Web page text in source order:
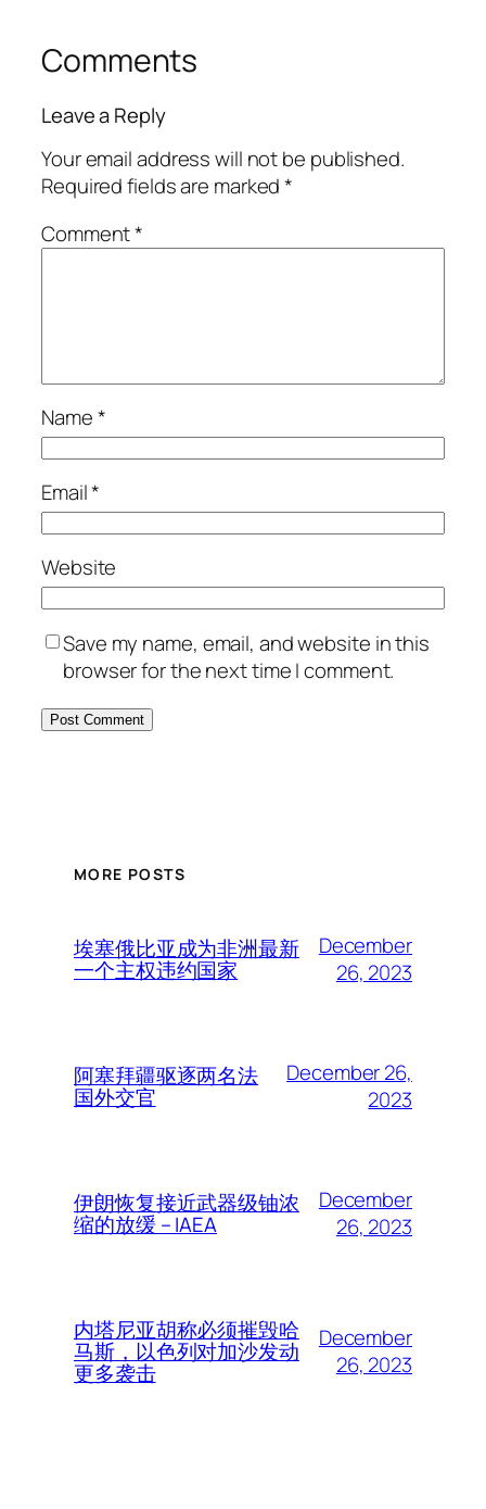
Comments
Leave a Reply
Your email address will not be published.
Required fields are marked*
Comment*
Name*
Email*
Website
Save my name, email, and website in this
browser for the next time I comment.
MORE POSTS
埃塞俄比亚成为非洲最新
一个主权违约国家
December
26, 2023
阿塞拜疆驱逐两名法
国外交官
December 26,
2023
伊朗恢复接近武器级铀浓
缩的放缓 – IAEA
December
26, 2023
内塔尼亚胡称必须摧毁哈
马斯，以色列对加沙发动
更多袭击
December
26, 2023